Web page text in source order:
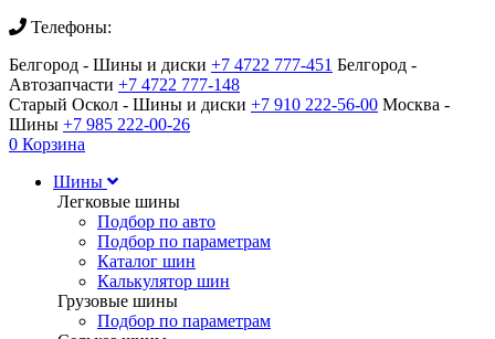
Телефоны:
Белгород - Шины и диски +7 4722 777-451 Белгород -
Автозапчасти +7 4722 777-148
Старый Оскол - Шины и диски +7 910 222-56-00 Москва -
Шины +7 985 222-00-26
0 Корзина
Шины
Легковые шины
Подбор по авто
Подбор по параметрам
Каталог шин
Калькулятор шин
Грузовые шины
Подбор по параметрам